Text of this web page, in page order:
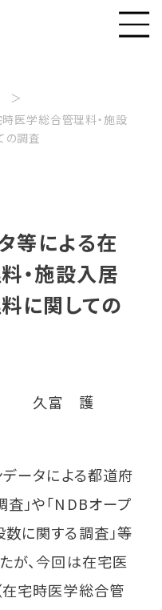
医学総合管理料・施設
の調査
等による在
・施設入居
に関しての
部 久富 護
ータによる都道府
」や「NDBオープ
に関する調査」等
が、今回は在宅医
在宅時医学総合管